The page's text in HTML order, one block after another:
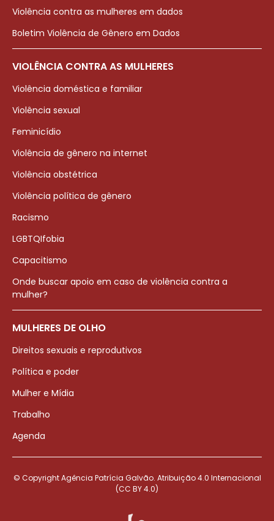
Violência contra as mulheres em dados
Boletim Violência de Gênero em Dados
VIOLÊNCIA CONTRA AS MULHERES
Violência doméstica e familiar
Violência sexual
Feminicídio
Violência de gênero na internet
Violência obstétrica
Violência política de gênero
Racismo
LGBTQIfobia
Capacitismo
Onde buscar apoio em caso de violência contra a
mulher?
MULHERES DE OLHO
Direitos sexuais e reprodutivos
Política e poder
Mulher e Mídia
Trabalho
Agenda
© Copyright Agência Patrícia Galvão. Atribuição 4.0 Internacional
(CC BY 4.0)